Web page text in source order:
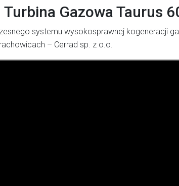
Turbina Gazowa Taurus
systemu wysokosprawnej kogeneracji
– Cerrad sp. z o.o.